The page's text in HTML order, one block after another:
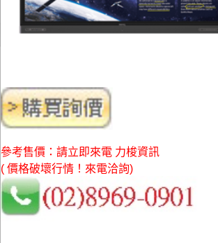
參考售價：請立即來電 力梭資訊
( 價格破壞行情！來電洽詢)